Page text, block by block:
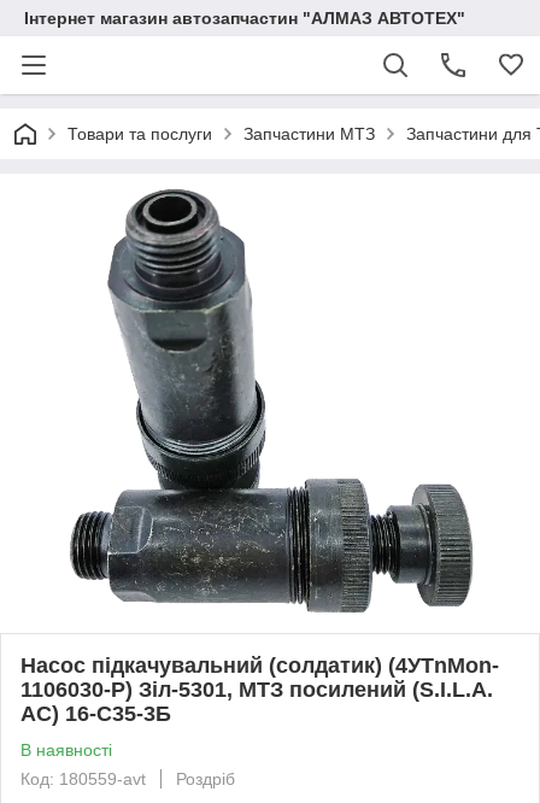
Інтернет магазин автозапчастин "АЛМАЗ АВТОТЕХ"
Товари та послуги Запчастини МТЗ Запчастини
Насос підкачувальний (солдатик) (4УТnMon-
1106030-Р) Зіл-5301, МТЗ посилений (S.I.L.A.
AC) 16-С35-3Б
В наявності
Код: 180559-avt
Роздріб